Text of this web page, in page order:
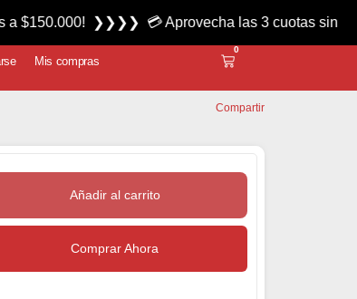
Mis compras
0
Compartir
Añadir al carrito
Comprar Ahora
❯❯❯❯ 💳 Aprovecha las 3 cuotas sin interés